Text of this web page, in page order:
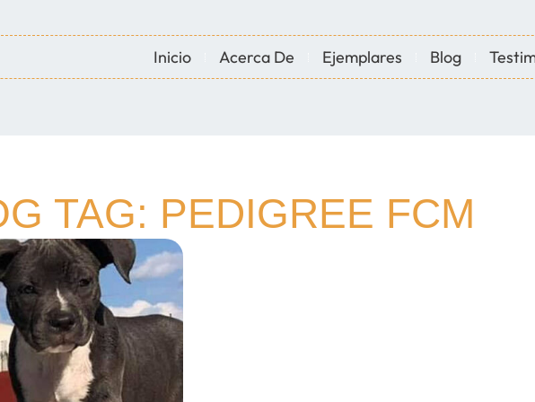
Inicio Acerca De Ejemplares Blog
TAG: PEDIGREE FCM